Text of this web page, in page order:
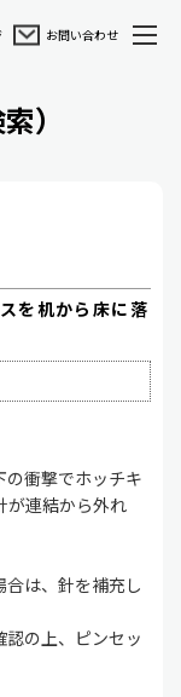
お問い合わせ
）
を机から床に落
衝撃でホッチキ
が連結から外れ
は、針を補充し
の上、ピンセッ